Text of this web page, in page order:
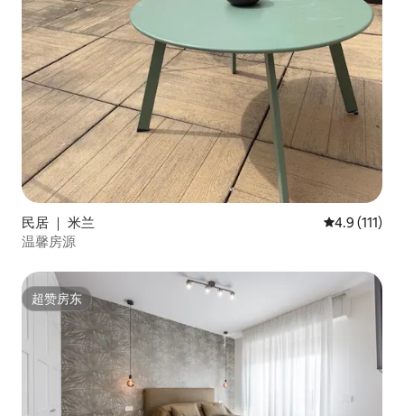
民居 ｜ 米兰 平均评分 4.9
4.9 (111)
温馨房源
超赞房东
超赞房东